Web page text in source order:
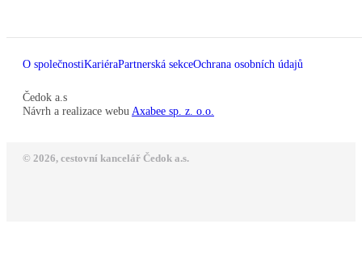
O společnostiKariéraPartnerská sekceOchrana osobních údajů
Čedok a.s
Návrh a realizace webu Axabee sp. z. o.o.
© 2026, cestovní kancelář Čedok a.s.